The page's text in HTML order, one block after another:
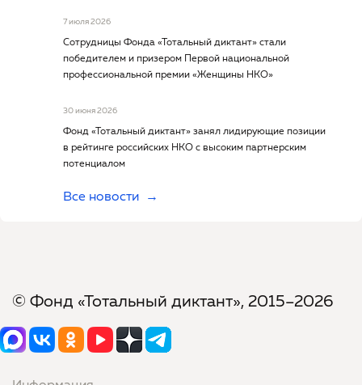
7 июля 2026
Сотрудницы Фонда «Тотальный диктант» стали
победителем и призером Первой национальной
профессиональной премии «Женщины НКО»
30 июня 2026
Фонд «Тотальный диктант» занял лидирующие позиции
в рейтинге российских НКО с высоким партнерским
потенциалом
Все новости
© Фонд «Тотальный диктант», 2015–2026